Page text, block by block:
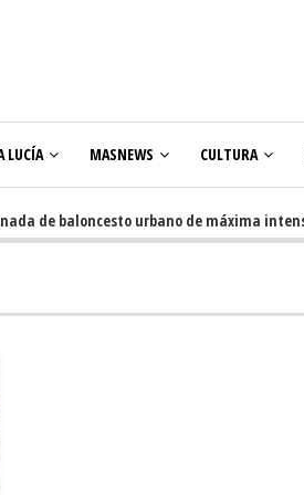
LUCÍA MASNEWS CULTURA
de baloncesto urbano de máxima intensidad